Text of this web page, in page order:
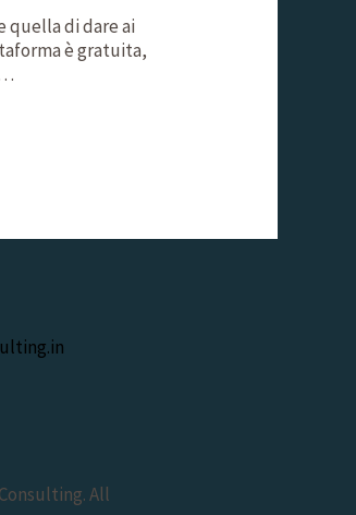
quella di dare ai
è gratuita,
All